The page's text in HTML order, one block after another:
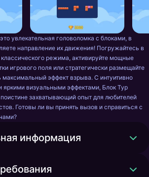
увлекательная головоломка с блоками, в
направление их движения! Погружайтесь в
режима, активируйте мощные
игрового поля или стратегически размещайте
максимальный эффект взрыва. С интуитивно
яркими визуальными эффектами, Блок Тур
захватывающий опыт для любителей
Готовы ли вы принять вызов и справиться с
информация